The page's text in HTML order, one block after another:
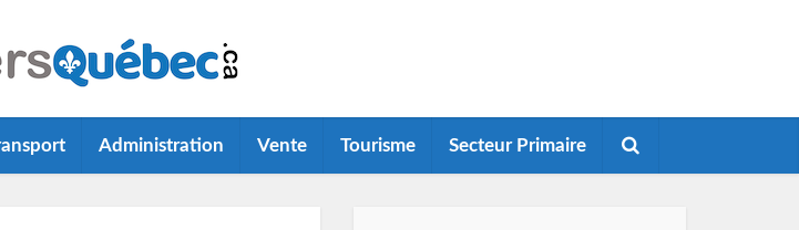
Administration Vente Tourisme Secteur Primaire